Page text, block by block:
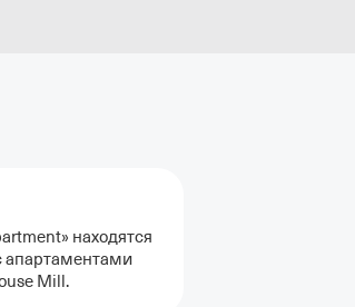
находятся
апартаментами
Mill.